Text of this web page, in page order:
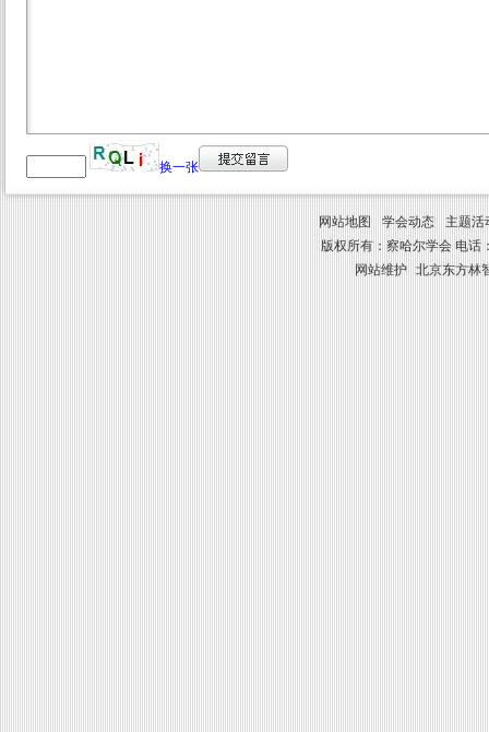
换一张
网站地图 学会动态
主题活
版权所有：察哈尔学会 电话
网站维护 北京东方林